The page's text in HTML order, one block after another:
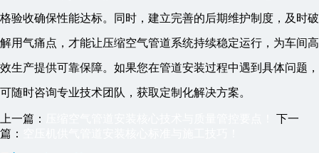
格验收确保性能达标。同时，建立完善的后期维护制度，及时破
解用气痛点，才能让压缩空气管道系统持续稳定运行，为车间高
效生产提供可靠保障。如果您在管道安装过程中遇到具体问题，
可随时咨询专业技术团队，获取定制化解决方案。
上一篇：
下一
篇：